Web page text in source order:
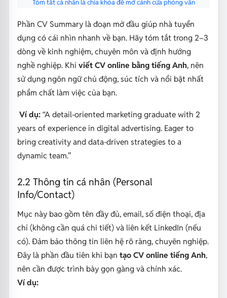
Tóm tắt cá nhân là chìa khóa để mở cánh cửa phỏng vấn
Phần CV Summary là đoạn mở đầu giúp nhà tuyển
dụng có cái nhìn nhanh về bạn. Hãy tóm tắt trong 2–3
dòng về kinh nghiệm, chuyên môn và định hướng
nghề nghiệp. Khi viết CV online bằng tiếng Anh, nên
sử dụng ngôn ngữ chủ động, súc tích và nổi bật nhất
phẩm chất làm việc của bạn.
Ví dụ: “A detail-oriented marketing graduate with 2
years of experience in digital advertising. Eager to
bring creativity and data-driven strategies to a
dynamic team.”
2.2 Thông tin cá nhân (Personal
Info/Contact)
Mục này bao gồm tên đầy đủ, email, số điện thoại, địa
chỉ (không cần quá chi tiết) và liên kết LinkedIn (nếu
có). Đảm bảo thông tin liên hệ rõ ràng, chuyên nghiệp.
Đây là phần đầu tiên khi bạn tạo CV online tiếng Anh,
nên cần được trình bày gọn gàng và chính xác.
Ví dụ: